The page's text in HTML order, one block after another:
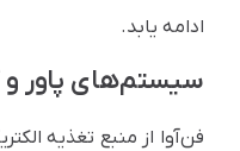
ادامه یابد.
سیستم‌های پاور